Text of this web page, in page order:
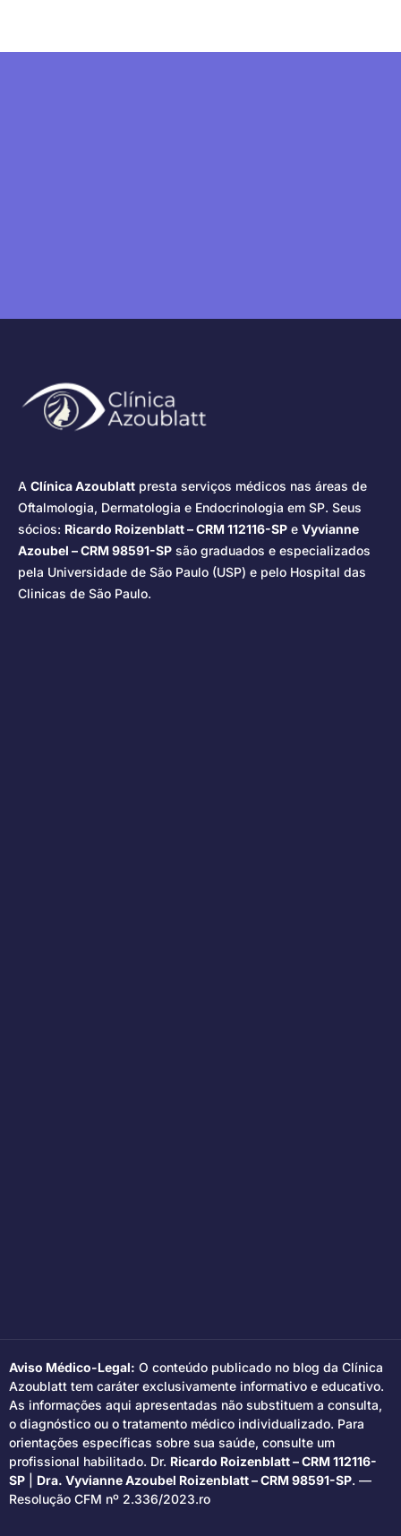
A Clínica Azoublatt presta serviços médicos nas áreas de
Oftalmologia, Dermatologia e Endocrinologia em SP. Seus
sócios: Ricardo Roizenblatt – CRM 112116-SP e Vyvianne
Azoubel – CRM 98591-SP são graduados e especializados
pela Universidade de São Paulo (USP) e pelo Hospital das
Clinicas de São Paulo.
Aviso Médico-Legal: O conteúdo publicado no blog da Clínica
Azoublatt tem caráter exclusivamente informativo e educativo.
As informações aqui apresentadas não substituem a consulta,
o diagnóstico ou o tratamento médico individualizado. Para
orientações específicas sobre sua saúde, consulte um
profissional habilitado. Dr. Ricardo Roizenblatt – CRM 112116-
SP
Dra. Vyvianne Azoubel Roizenblatt – CRM 98591-SP. —
Resolução CFM nº 2.336/2023.ro